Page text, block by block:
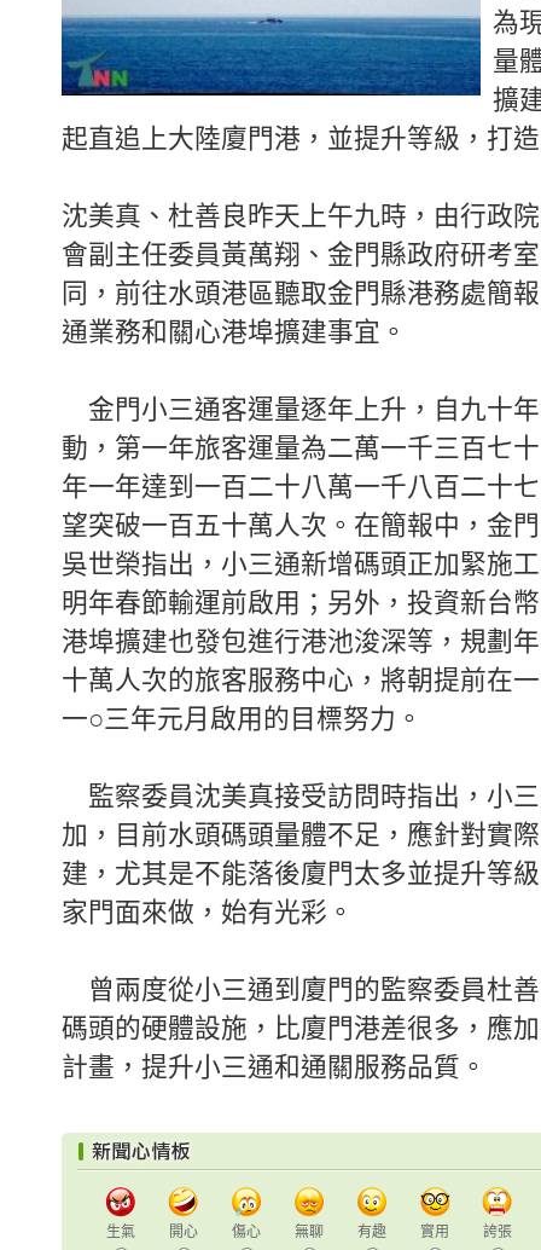
為
量
擴
起直追上大陸廈門港，並提升等級，打
沈美真、杜善良昨天上午九時，由行政
會副主任委員黃萬翔、金門縣政府研考
同，前往水頭港區聽取金門縣港務處簡
通業務和關心港埠擴建事宜。
金門小三通客運量逐年上升，自九十
動，第一年旅客運量為二萬一千三百七
年一年達到一百二十八萬一千八百二十
望突破一百五十萬人次。在簡報中，金
吳世榮指出，小三通新增碼頭正加緊施
明年春節輸運前啟用；另外，投資新台
港埠擴建也發包進行港池浚深等，規劃
十萬人次的旅客服務中心，將朝提前在
一○三年元月啟用的目標努力。
監察委員沈美真接受訪問時指出，小
加，目前水頭碼頭量體不足，應針對實
建，尤其是不能落後廈門太多並提升等
家門面來做，始有光彩。
曾兩度從小三通到廈門的監察委員杜
碼頭的硬體設施，比廈門港差很多，應
計畫，提升小三通和通關服務品質。
生氣 開心 傷心 無聊 有趣 實用 誇張